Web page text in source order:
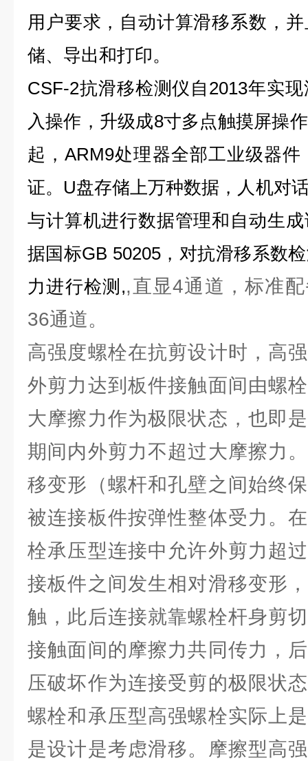
用户要求，自动计算滑移系数，
储、导出和打印。
CSF-2抗滑移检测仪自2013年实
入操作，升级成8寸多点触摸屏操
起，ARM9处理器全部工业级器
证。U盘存储上万种数据，人机对
与计算机进行数据管理和自动生
据国标GB 50205，对抗滑移系数
力进行检测,,直显4通道，标准
36通道。
高强度螺栓在抗剪设计时，高
外剪力达到板件接触面间由螺
大摩擦力作为极限状态，也即
期间内外剪力不超过大摩擦力
移变形（螺杆和孔壁之间始终
被连接板件按弹性整体受力。
栓承压型连接中允许外剪力超
接板件之间发生相对滑移变形
触，此后连接就靠螺栓杆身剪
接触面间的摩擦力共同传力，
压破坏作为连接受剪的极限状
螺栓和承压型高强螺栓实际上
是设计是考虑滑移。摩擦型高